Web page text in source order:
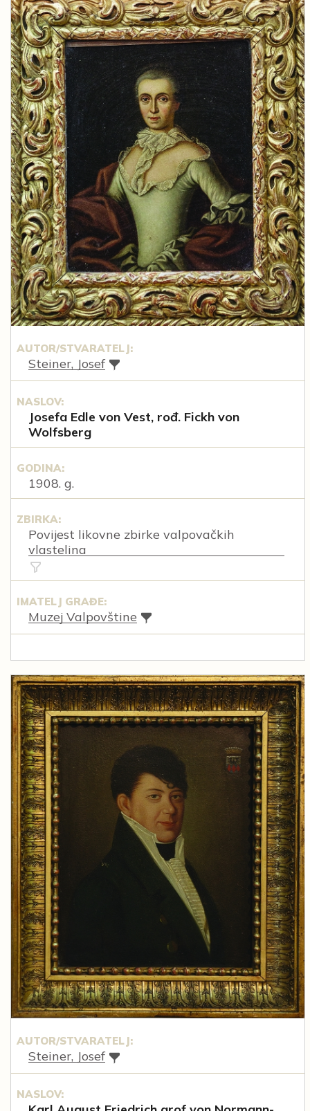
AUTOR/STVARATELJ:
Steiner, Josef
NASLOV:
Josefa Edle von Vest, rođ. Fickh von
Wolfsberg
GODINA:
1908. g.
ZBIRKA:
Povijest likovne zbirke valpovačkih
vlastelina
IMATELJ GRAĐE:
Muzej Valpovštine
AUTOR/STVARATELJ:
Steiner, Josef
NASLOV: